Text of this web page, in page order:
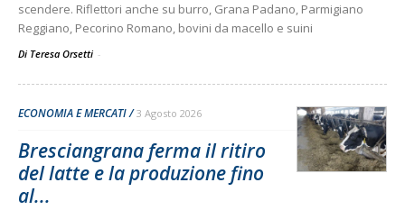
scendere. Riflettori anche su burro, Grana Padano, Parmigiano
Reggiano, Pecorino Romano, bovini da macello e suini
Di Teresa Orsetti -
ECONOMIA E MERCATI 3 Agosto 2026
Bresciangrana ferma il ritiro
del latte e la produzione fino
al...